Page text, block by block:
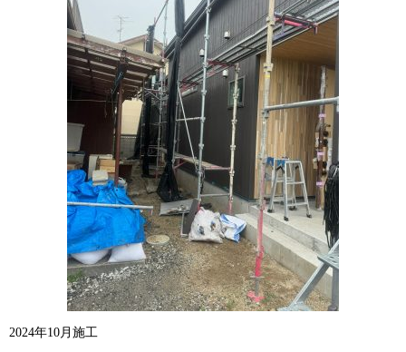
2024年10月施工